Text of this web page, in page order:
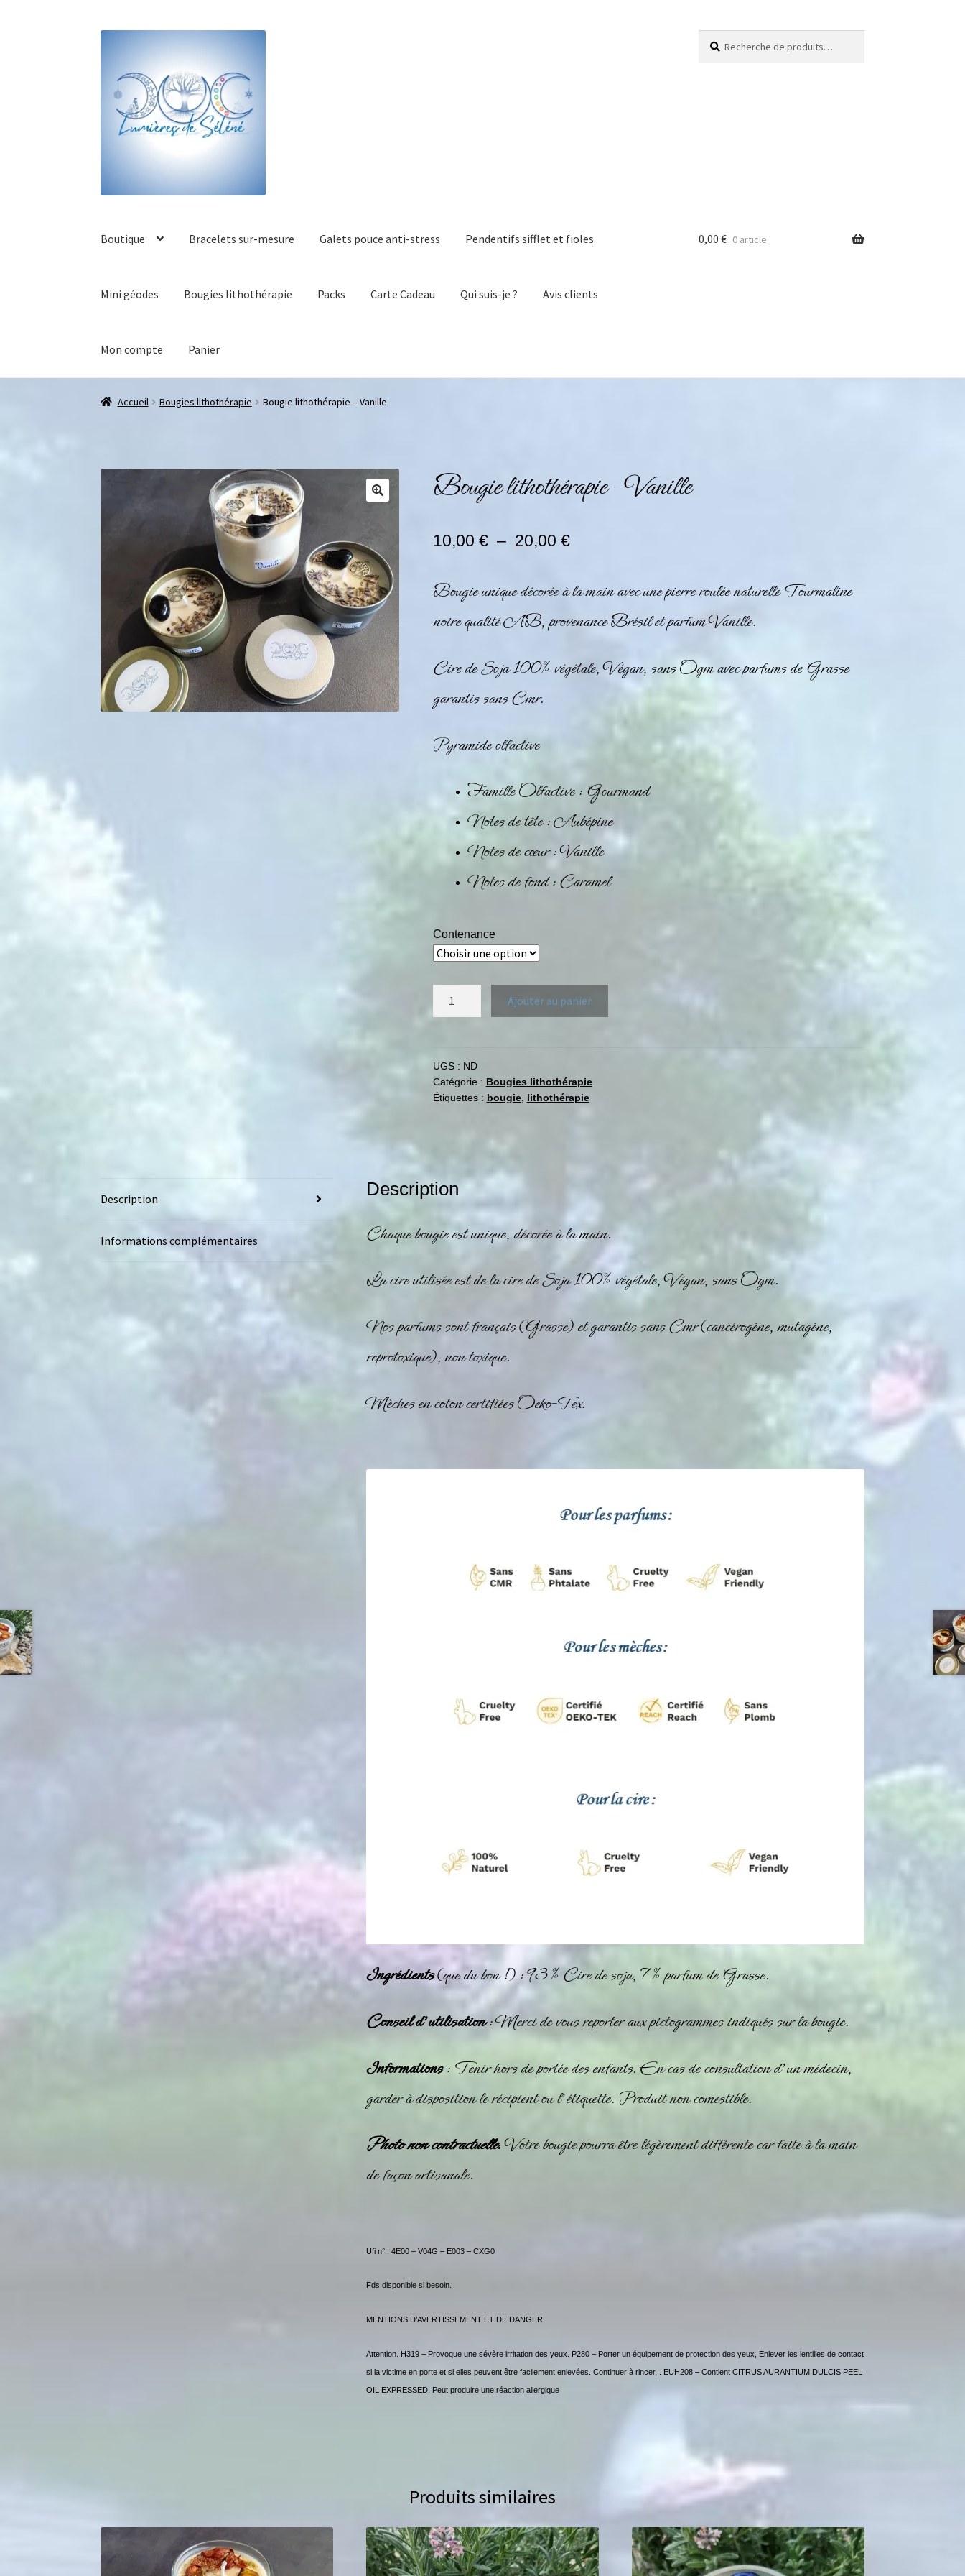
Boutique Bracelets sur-mesure Galets pouce anti-stress Pendentifs sifflet et fioles
Mini géodes Bougies lithothérapie Packs Carte Cadeau Qui suis-je ? Avis clients
Mon compte Panier
0,00 € 0 article
Accueil Bougies lithothérapie Bougie lithothérapie – Vanille
Bougie lithothérapie – Vanille
10,00 € – 20,00 €
Bougie unique décorée à la main avec une pierre roulée naturelleTourmaline
noirequalité AB, provenance Brésil et parfum Vanille.
Cire de Soja 100% végétale, Végan, sans Ogm avec parfums de Grasse
garantis sans Cmr.
Pyramide olfactive
Famille Olfactive : Gourmand
Notes de tête : Aubépine
Notes de cœur : Vanille
Notes de fond : Caramel
Contenance
Ajouter au panier
UGS : ND
Catégorie : Bougies lithothérapie
Étiquettes : bougie, lithothérapie
Description
Informations complémentaires
Description
Chaque bougie est unique, décorée à la main.
La cire utilisée est de la cire de Soja 100% végétale, Végan, sans Ogm.
Nos parfums sont français (Grasse) et garantis sans Cmr (cancérogène, mutagène,
reprotoxique), non toxique.
Mèches en coton certifiées Oeko-Tex.
Ingrédients(que du bon !) : 93 % Cire de soja, 7 % parfum de Grasse.
Conseil d’utilisation: Merci de vous reporter aux pictogrammes indiqués sur la bougie.
Informations: Tenir hors de portée des enfants. En cas de consultation d’un médecin,
garder à disposition le récipient ou l’étiquette. Produit non comestible.
Photo non contractuelle.Votre bougie pourra être légèrement différente car faite à la main
de façon artisanale.
Ufi n° : 4E00 – V04G – E003 – CXG0
Fds disponible si besoin.
MENTIONS D’AVERTISSEMENT ET DE DANGER
Attention. H319 – Provoque une sévère irritation des yeux. P280 – Porter un équipement de protection des yeux, Enlever les lentilles de contact
si la victime en porte et si elles peuvent être facilement enlevées. Continuer à rincer, . EUH208 – Contient CITRUS AURANTIUM DULCIS PEEL
OIL EXPRESSED. Peut produire une réaction allergique
Produits similaires